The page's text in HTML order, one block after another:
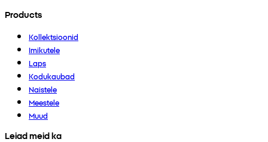
Products
Kollektsioonid
Imikutele
Laps
Kodukaubad
Naistele
Meestele
Muud
Leiad meid ka